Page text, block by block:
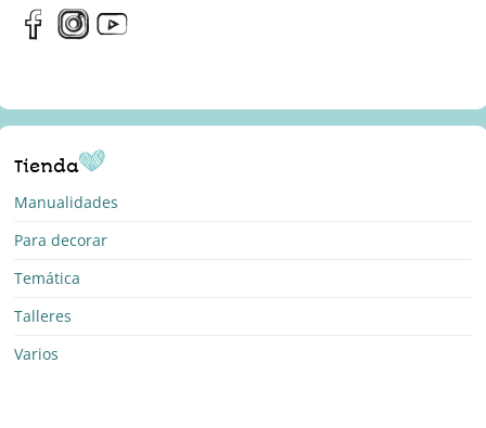
Tienda
Manualidades
Para decorar
Temática
Talleres
Varios